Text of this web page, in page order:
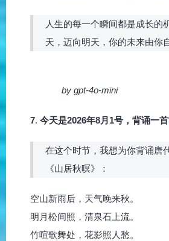
人生的每一个瞬间都是成长的
天，迈向明天，你的未来由你
by gpt-4o-mini
7. 今天是2026年8月1号，背诵一首
在这个时节，我想为你背诵唐
《山居秋暝》：
空山新雨后，天气晚来秋。
明月松间照，清泉石上流。
竹喧歌舞处，花影照人愁。